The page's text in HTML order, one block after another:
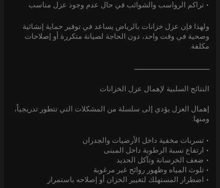
• تراكم الرواسب والشوائب في حال عدم وجود عزل مناسب
ولهذا فإن عزل خزانات بالرياض يساعد في توفير حماية إنشائية
وصحية في وقت واحد، دون الحاجة لصيانة متكررة أو إصلاحات
مكلفة.
ــــــــــــــــــــــــــــــــــــــ
النتائج السلبية لإهمال عزل الخزانات
إهمال العزل يؤدي إلى سلسلة من المشكلات التي تتطور تدريجياً،
ومنها:
• تسربات مخفية داخل الأرضيات والجدران
• ارتفاع نسبة الرطوبة داخل المبنى
• ضعف الخرسانة وتآكل الحديد
• تلوث المياه وظهور روائح غير مرغوبة
• اضطرار المستهلك لتغيير الخزان أو إصلاحه باستمرار